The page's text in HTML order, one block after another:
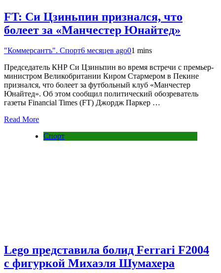
FT: Си Цзиньпин признался, что
болеет за «Манчестер Юнайтед»
"Коммерсантъ". Спорт6 месяцев ago01 mins
Председатель КНР Си Цзиньпин во время встречи с премьер-
министром Великобритании Киром Стармером в Пекине
признался, что болеет за футбольный клуб «Манчестер
Юнайтед». Об этом сообщил политический обозреватель
газеты Financial Times (FT) Джордж Паркер …
Read More
Спорт
Lego представила болид Ferrari F2004
с фигуркой Михаэля Шумахера